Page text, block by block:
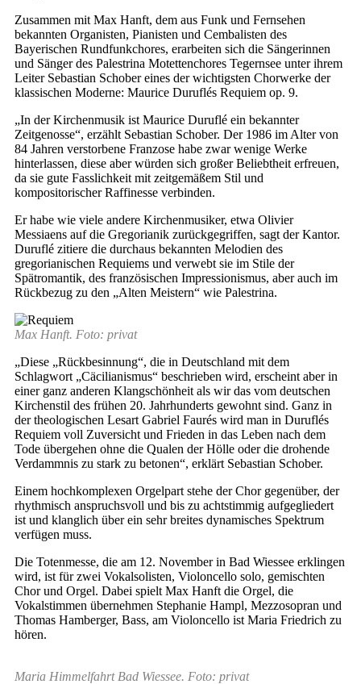
Zusammen mit Max Hanft, dem aus Funk und Fernsehen
bekannten Organisten, Pianisten und Cembalisten des
Bayerischen Rundfunkchores, erarbeiten sich die Sängerinnen
und Sänger des Palestrina Motettenchores Tegernsee unter ihrem
Leiter Sebastian Schober eines der wichtigsten Chorwerke der
klassischen Moderne: Maurice Duruflés Requiem op. 9.
„In der Kirchenmusik ist Maurice Duruflé ein bekannter
Zeitgenosse“, erzählt Sebastian Schober. Der 1986 im Alter von
84 Jahren verstorbene Franzose habe zwar wenige Werke
hinterlassen, diese aber würden sich großer Beliebtheit erfreuen,
da sie gute Fasslichkeit mit zeitgemäßem Stil und
kompositorischer Raffinesse verbinden.
Er habe wie viele andere Kirchenmusiker, etwa Olivier
Messiaens auf die Gregorianik zurückgegriffen, sagt der Kantor.
Duruflé zitiere die durchaus bekannten Melodien des
gregorianischen Requiems und verwebt sie im Stile der
Spätromantik, des französischen Impressionismus, aber auch im
Rückbezug zu den „Alten Meistern“ wie Palestrina.
Max Hanft. Foto: privat
„Diese „Rückbesinnung“, die in Deutschland mit dem
Schlagwort „Cäcilianismus“ beschrieben wird, erscheint aber in
einer ganz anderen Klangschönheit als wir das vom deutschen
Kirchenstil des frühen 20. Jahrhunderts gewohnt sind. Ganz in
der theologischen Lesart Gabriel Faurés wird man in Duruflés
Requiem voll Zuversicht und Frieden in das Leben nach dem
Tode übergehen ohne die Qualen der Hölle oder die drohende
Verdammnis zu stark zu betonen“, erklärt Sebastian Schober.
Einem hochkomplexen Orgelpart stehe der Chor gegenüber, der
rhythmisch anspruchsvoll und bis zu achtstimmig aufgegliedert
ist und klanglich über ein sehr breites dynamisches Spektrum
verfügen muss.
Die Totenmesse, die am 12. November in Bad Wiessee erklingen
wird, ist für zwei Vokalsolisten, Violoncello solo, gemischten
Chor und Orgel. Dabei spielt Max Hanft die Orgel, die
Vokalstimmen übernehmen Stephanie Hampl, Mezzosopran und
Thomas Hamberger, Bass, am Violoncello ist Maria Friedrich zu
hören.
Maria Himmelfahrt Bad Wiessee. Foto: privat